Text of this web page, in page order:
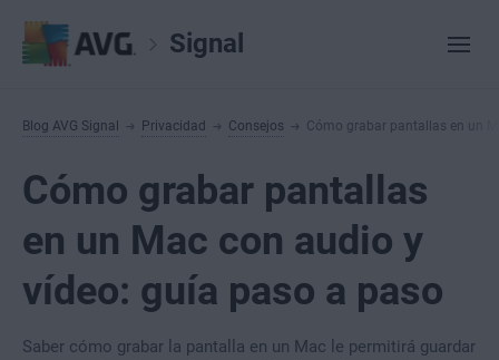
Signal
Blog AVG Signal Privacidad Consejos Cómo grabar pantallas en un
Cómo grabar pantallas
en un Mac con audio y
vídeo: guía paso a paso
Saber cómo grabar la pantalla en un Mac le permitirá guardar